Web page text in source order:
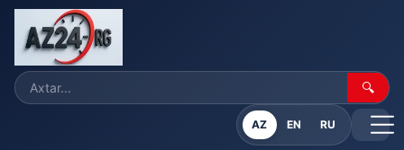
🔍
AZ EN RU